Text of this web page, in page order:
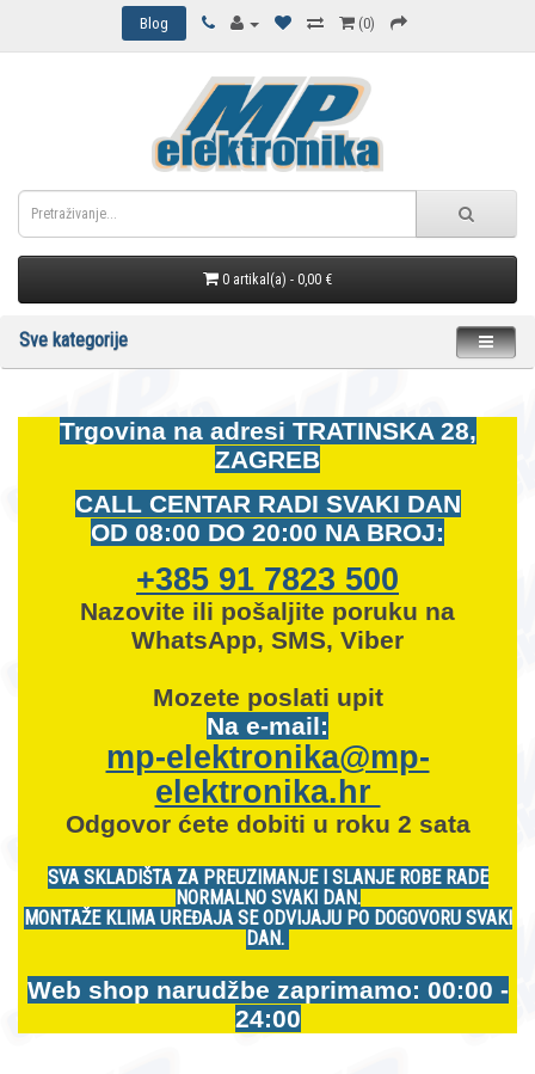
Blog (0)
0 artikal(a) - 0,00 €
Sve kategorije
Trgovina na adresi TRATINSKA 28,
ZAGREB
CALL CENTAR RADI SVAKI DAN
OD 08:00 DO 20:00 NA BROJ:
+385 91 7823 500
Nazovite ili pošaljite poruku na
WhatsApp, SMS, Viber
Mozete poslati upit
Na e-mail:
mp-elektronika@mp-
elektronika.hr
Odgovor ćete dobiti u roku 2 sata
SVA SKLADIŠTA ZA PREUZIMANJE I SLANJE ROBE RADE
NORMALNO SVAKI DAN.
MONTAŽE KLIMA UREĐAJA SE ODVIJAJU PO DOGOVORU SVAKI
DAN.
Web shop narudžbe zaprimamo: 00:00 -
24:00